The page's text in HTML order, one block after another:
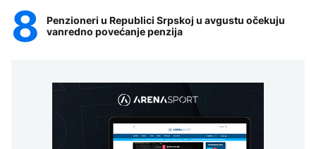
Penzioneri u Republici Srpskoj u avgustu očekuju
vanredno povećanje penzija